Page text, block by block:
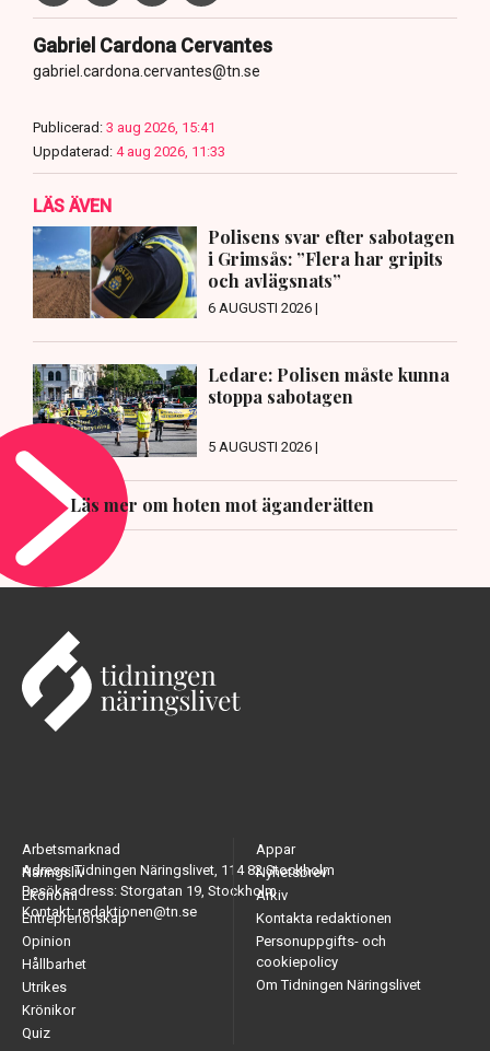
Gabriel Cardona Cervantes
gabriel.cardona.cervantes@tn.se
Publicerad: 3 aug 2026, 15:41
Uppdaterad: 4 aug 2026, 11:33
LÄS ÄVEN
Polisens svar efter sabotagen
i Grimsås: ”Flera har gripits
och avlägsnats”
6 AUGUSTI 2026 |
Ledare: Polisen måste kunna
stoppa sabotagen
5 AUGUSTI 2026 |
Läs mer om hoten mot äganderätten
Adress: Tidningen Näringslivet, 114 82 Stockholm
Besöksadress: Storgatan 19, Stockholm
Kontakt: redaktionen@tn.se
Arbetsmarknad
Näringsliv
Ekonomi
Entreprenörskap
Opinion
Hållbarhet
Utrikes
Krönikor
Quiz
Appar
Nyhetsbrev
Arkiv
Kontakta redaktionen
Personuppgifts- och
cookiepolicy
Om Tidningen Näringslivet